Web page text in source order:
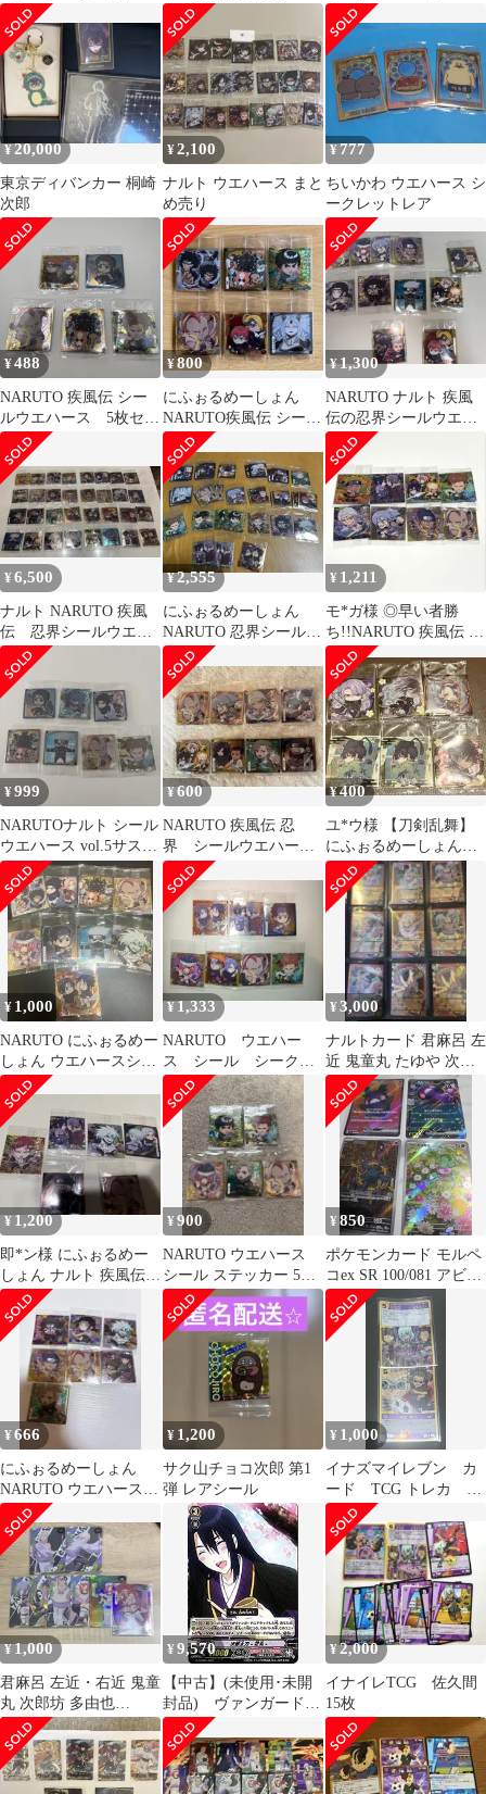
レア チョもだちビス
ケット 2弾
セット
¥20,000
東京ディバンカー 桐崎
次郎
¥2,100
ナルト ウエハース まと
め売り
¥777
ちいかわ ウエハース シ
ークレットレア
¥488
NARUTO 疾風伝 シー
ルウエハース 5枚セッ
ト
¥800
にふぉるめーしょん
NARUTO疾風伝 シール
ウエハース vol.5 未開
封6点
¥1,300
NARUTO ナルト 疾風
伝の忍界シールウエハ
ースvol.5 まとめ売り
¥6,500
ナルト NARUTO 疾風
伝 忍界シールウエハ
ースvol.5 まとめ売り
¥2,555
にふぉるめーしょん
NARUTO 忍界シールウ
エハース vol.5 まとめ
売り
¥ 1,211
モ*ガ様 ◎早い者勝
ち!!NARUTO 疾風伝 ウ
エハース vol.5 （８枚
セ
¥999
NARUTOナルト シール
ウエハース vol.5サス
ケ イタチ カカシ
¥600
NARUTO 疾風伝 忍
界 シールウエハース
vol.5 まとめ売り
¥400
ユ*ウ様 【刀剣乱舞】
にふぉるめーしょん
vol.2 シールウエハー
ス セット
¥ 1,000
NARUTO にふぉるめー
しょん ウエハースシー
ル 9枚セット
¥1,333
NARUTO ウエハー
ス シール シークレ
ット チャクラレア
他まとめ売り
¥3,000
ナルトカード 君麻呂 左
近 鬼童丸 たゆや 次郎
坊 など いろいろ レア
¥1,200
即*ン様 にふぉるめー
しょん ナルト 疾風伝
忍界 シールウエハース
6枚セット
¥900
NARUTO ウエハース
シール ステッカー 5枚
セット
¥850
ポケモンカード モルペ
コex SR 100/081 アビス
アイ M5 RR
¥666
にふぉるめーしょん
NARUTO ウエハース
vol.5 7種類セット
¥ 1,200
サク山チョコ次郎 第1
弾 レアシール
¥ 1,000
イナズマイレブン カ
ード TCG トレカ 鬼
道有人 佐久間次郎
デスゾーン SR
¥1,000
君麻呂 左近・右近 鬼童
丸 次郎坊 多由也
Naruto kayou
¥9,570
【中古】(未使用･未開
封品) ヴァンガードG
「刀剣乱舞-花丸-デッ
キセット第1弾」/G-
THD01/020 次郎太刀 -
花丸- 6k88evb
¥ 2,000
イナイレTCG 佐久間
15枚